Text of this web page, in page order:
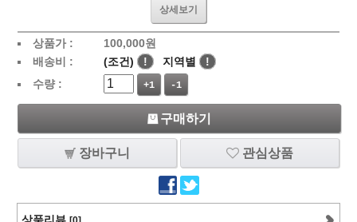
상세보기
상품가 : 100,000원
배송비 :
(조건) ! 지역별
!
수량 :
+1 -1
구매하기
장바구니 관심상품
상품리뷰 [0]